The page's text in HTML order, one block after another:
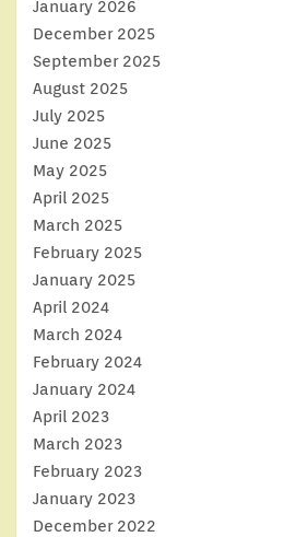
January 2026
December 2025
September 2025
August 2025
July 2025
June 2025
May 2025
April 2025
March 2025
February 2025
January 2025
April 2024
March 2024
February 2024
January 2024
April 2023
March 2023
February 2023
January 2023
December 2022